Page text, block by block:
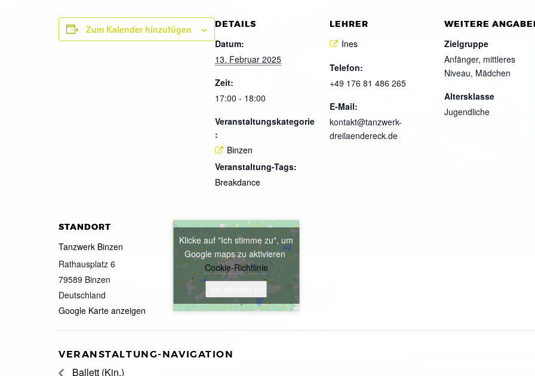
Zum Kalender hinzufügen DETAILS
Datum:
13. Februar 2025
Zeit:
17:00 - 18:00
Veranstaltungskategorie
:
Binzen
Veranstaltung-Tags:
Breakdance
LEHRER
Ines
Telefon:
+49 176 81 486 265
E-Mail:
kontakt@tanzwerk-
dreilaendereck.de
WEITERE
Zielgruppe
Anfänger, mittleres
Niveau, Mädchen
Altersklasse
Jugendliche
STANDORT
Tanzwerk Binzen
Rathausplatz 6
79589 Binzen
Deutschland
Google Karte anzeigen
Klicke auf "Ich stimme zu", um
Google maps zu aktivieren
Cookie-Richtlinie
VERANSTALTUNG-NAVIGATION
Ballett (Kin.)